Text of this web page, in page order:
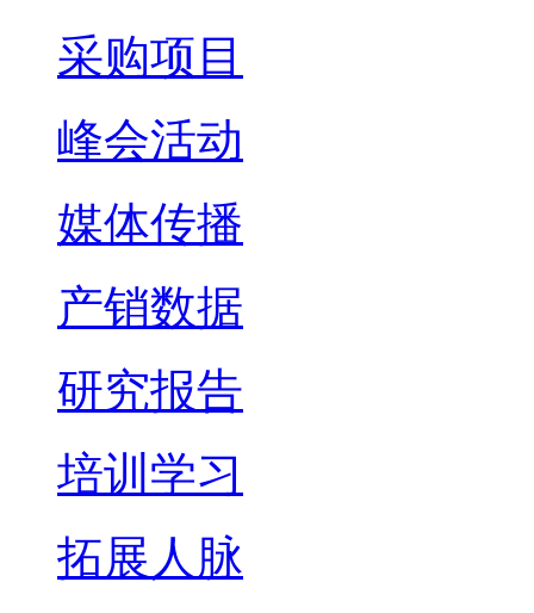
采购项目
峰会活动
媒体传播
产销数据
研究报告
培训学习
拓展人脉